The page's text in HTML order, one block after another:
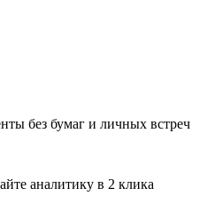
без бумаг и личных встреч
аналитику в 2 клика